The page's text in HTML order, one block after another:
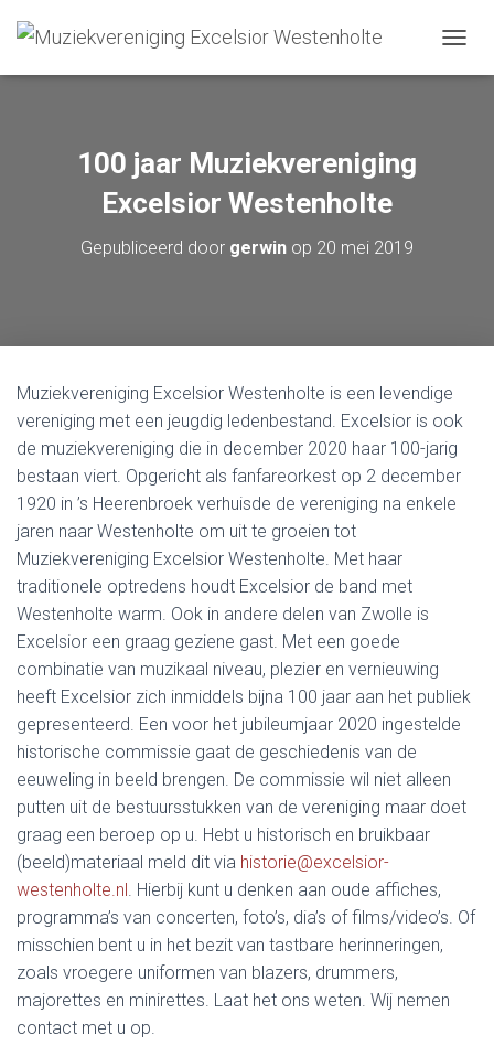
100 jaar Muziekvereniging
Excelsior Westenholte
Gepubliceerd door gerwin op 20 mei 2019
Muziekvereniging Excelsior Westenholte is een levendige
vereniging met een jeugdig ledenbestand. Excelsior is ook
de muziekvereniging die in december 2020 haar 100-jarig
bestaan viert. Opgericht als fanfareorkest op 2 december
1920 in ’s Heerenbroek verhuisde de vereniging na enkele
jaren naar Westenholte om uit te groeien tot
Muziekvereniging Excelsior Westenholte. Met haar
traditionele optredens houdt Excelsior de band met
Westenholte warm. Ook in andere delen van Zwolle is
Excelsior een graag geziene gast. Met een goede
combinatie van muzikaal niveau, plezier en vernieuwing
heeft Excelsior zich inmiddels bijna 100 jaar aan het publiek
gepresenteerd. Een voor het jubileumjaar 2020 ingestelde
historische commissie gaat de geschiedenis van de
eeuweling in beeld brengen. De commissie wil niet alleen
putten uit de bestuursstukken van de vereniging maar doet
graag een beroep op u. Hebt u historisch en bruikbaar
(beeld)materiaal meld dit via historie@excelsior-
westenholte.nl. Hierbij kunt u denken aan oude affiches,
programma’s van concerten, foto’s, dia’s of films/video’s. Of
misschien bent u in het bezit van tastbare herinneringen,
zoals vroegere uniformen van blazers, drummers,
majorettes en minirettes. Laat het ons weten. Wij nemen
contact met u op.